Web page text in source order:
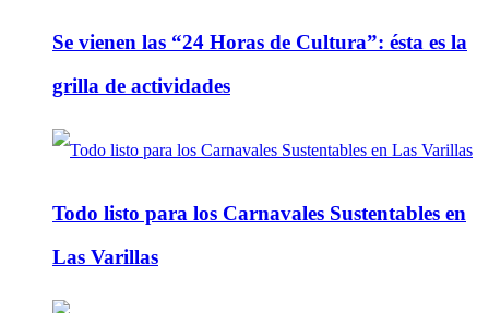
Se vienen las “24 Horas de Cultura”: ésta es la
grilla de actividades
Todo listo para los Carnavales Sustentables en
Las Varillas